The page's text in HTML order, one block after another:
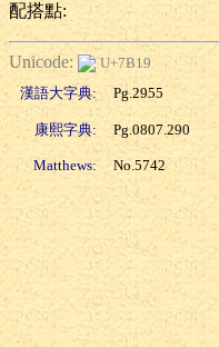
配搭點:
Unicode:
U+7B19
漢語大字典:
Pg.2955
康熙字典: Pg.0807.290
Matthews: No.5742